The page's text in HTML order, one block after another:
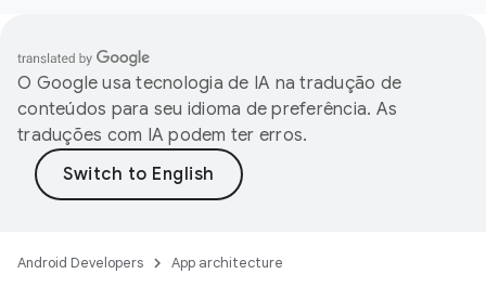
O Google usa tecnologia de IA na tradução de
conteúdos para seu idioma de preferência. As
traduções com IA podem ter erros.
Android Developers App architecture